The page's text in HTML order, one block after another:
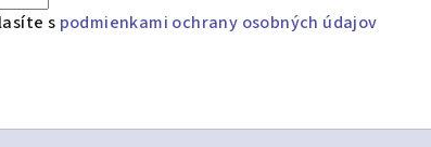
s podmienkami ochrany osobných údajov